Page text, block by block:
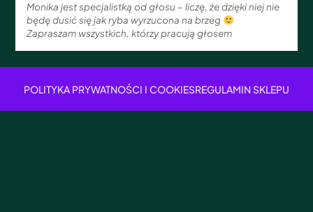
Monika jest specjalistką od głosu – liczę, że dzięki niej nie
będę dusić się jak ryba wyrzucona na brzeg
Zapraszam wszystkich, którzy pracują głosem
POLITYKA PRYWATNOŚCI I COOKIESREGULAMIN SKLEPU